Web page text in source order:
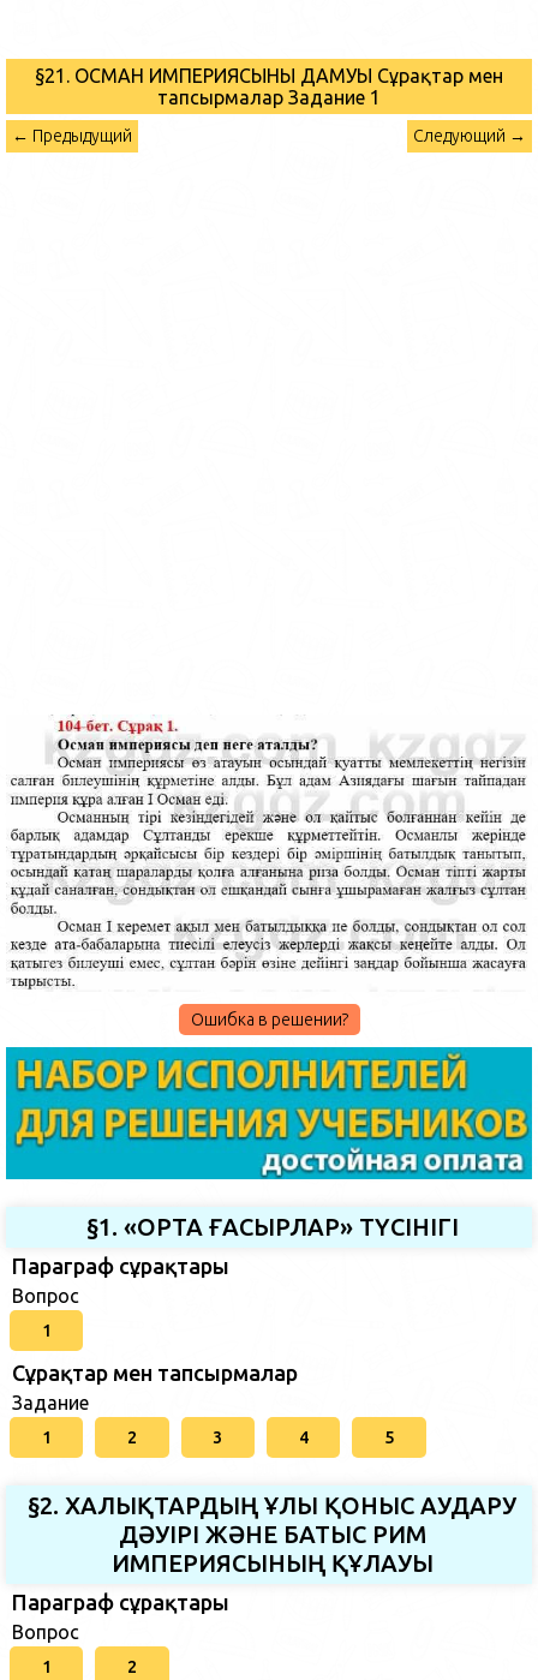
§21. ОСМАН ИМПЕРИЯСЫНЫҢ ДАМУЫ Сұрақтар мен
тапсырмалар Задание 1
← Предыдущий Следующий →
Ошибка в решении?
§1. «ОРТА ҒАСЫРЛАР» ТҮСІНІГІ
Параграф сұрақтары
Вопрос
1
Сұрақтар мен тапсырмалар
Задание
1 2 3 4 5
§2. ХАЛЫҚТАРДЫҢ ҰЛЫ ҚОНЫС АУДАРУ
ДӘУІРІ ЖӘНЕ БАТЫС РИМ
ИМПЕРИЯСЫНЫҢ ҚҰЛАУЫ
Параграф сұрақтары
Вопрос
1 2